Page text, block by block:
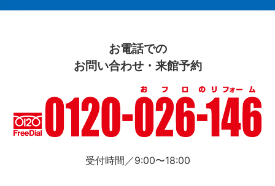
お電話での
お問い合わせ・来館予約
受付時間／9:00〜18:00